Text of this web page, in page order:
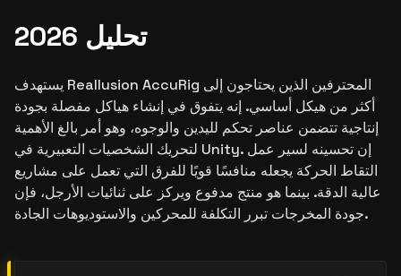
تحليل 2026
يستهدف Reallusion AccuRig المحترفين الذين يحتاجون إلى
أكثر من هيكل أساسي. إنه يتفوق في إنشاء هياكل مفصلة بجودة
إنتاجية تتضمن عناصر تحكم لليدين والوجوه، وهو أمر بالغ الأهمية
لتحريك الشخصيات التعبيرية في Unity. إن تحسينه لسير عمل
التقاط الحركة يجعله منافسًا قويًا للفرق التي تعمل على مشاريع
عالية الدقة. بينما هو منتج مدفوع ويركز على ثنائيات الأرجل، فإن
جودة المخرجات تبرر التكلفة للمحركين والاستوديوهات الجادة.